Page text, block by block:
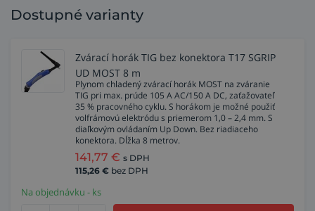
Dostupné varianty
Zvárací horák TIG bez konektora T17 SGRIP
UD MOST 8 m
Plynom chladený zvárací horák MOST na zváranie
TIG pri max. prúde 105 A AC/150 A DC, zaťažovateľ
35 % pracovného cyklu. S horákom je možné použiť
volfrámovú elektródu s priemerom 1,0 – 2,4 mm. S
diaľkovým ovládaním Up Down. Bez riadiaceho
konektora. Dĺžka 8 metrov.
141,77 € s DPH
115,26 € bez DPH
Na objednávku - ks